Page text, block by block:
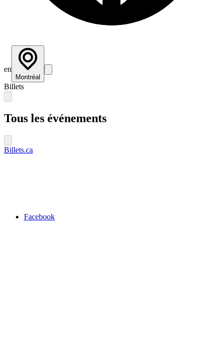
en
Montréal
Billets
Tous les événements
Billets.ca
Facebook